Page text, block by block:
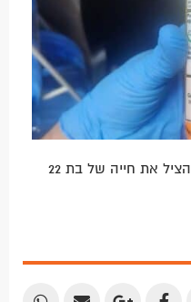
את חייה של בת 22